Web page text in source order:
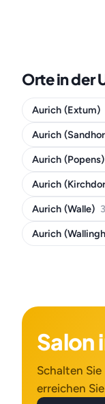
Orte in der
Aurich (Extum)
Aurich
Aurich (Popens)
Aurich
Aurich (Walle)
Aurich
Salon
Schalten
erreichen